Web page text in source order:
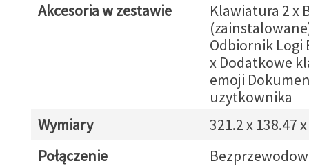
Akcesoria w zestawie
Klawiatura 2 x
Odbiornik Logi
x Dodatkowe
emoji
uzytkownika
Wymiary
321.2 x 138.47
Połączenie